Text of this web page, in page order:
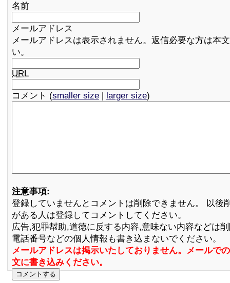
名前
メールアドレス
メールアドレスは表示されません。返信必要な方は本
い。
URL
コメント (smaller size | larger size)
注意事項:
登録していませんとコメントは削除できません。 以後
がある人は登録してコメントしてください。
広告,犯罪幇助,道徳に反する内容,意味ない内容などは
電話番号などの個人情報も書き込まないでください。
メールアドレスは掲示いたしておりません。メールで
文に書き込みください。